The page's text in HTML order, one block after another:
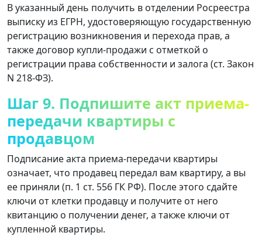
В указанный день получить в отделении Росреестра
выписку из ЕГРН, удостоверяющую государственную
регистрацию возникновения и перехода прав, а
также договор купли-продажи с отметкой о
регистрации права собственности и залога (ст. Закон
N 218-ФЗ).
Шаг 9. Подпишите акт приема-
передачи квартиры с
продавцом
Подписание акта приема-передачи квартиры
означает, что продавец передал вам квартиру, а вы
ее приняли (п. 1 ст. 556 ГК РФ). После этого сдайте
ключи от клетки продавцу и получите от него
квитанцию ​​о получении денег, а также ключи от
купленной квартиры.